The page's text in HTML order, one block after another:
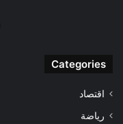
Categories
اقتصاد
رياضة